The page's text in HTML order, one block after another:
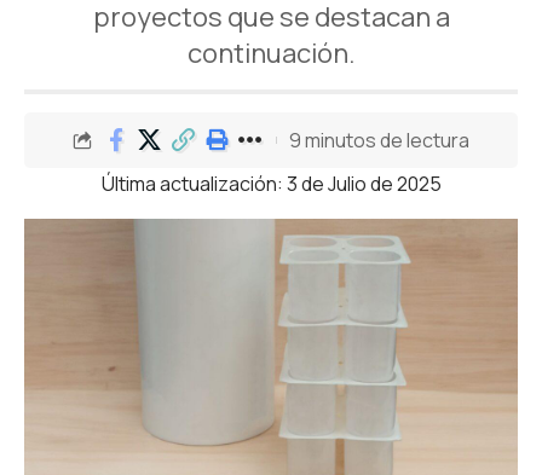
proyectos que se destacan a
continuación.
Última actualización: 3 de Julio de 2025
9 minutos de lectura